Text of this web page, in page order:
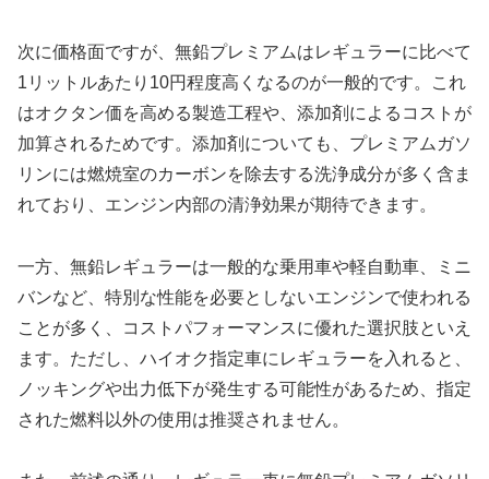
次に価格面ですが、無鉛プレミアムはレギュラーに比べて
1リットルあたり10円程度高くなるのが一般的です。これ
はオクタン価を高める製造工程や、添加剤によるコストが
加算されるためです。添加剤についても、プレミアムガソ
リンには燃焼室のカーボンを除去する洗浄成分が多く含ま
れており、エンジン内部の清浄効果が期待できます。
一方、無鉛レギュラーは一般的な乗用車や軽自動車、ミニ
バンなど、特別な性能を必要としないエンジンで使われる
ことが多く、コストパフォーマンスに優れた選択肢といえ
ます。ただし、ハイオク指定車にレギュラーを入れると、
ノッキングや出力低下が発生する可能性があるため、指定
された燃料以外の使用は推奨されません。